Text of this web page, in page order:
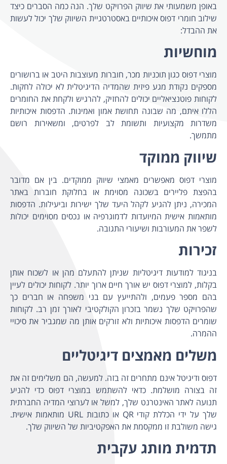
באופן משמעותי את שיווק הפרויקט שלך. הנה כמה הסברים כיצד
שילוב חומרי דפוס איכותיים באסטרטגיית השיווק שלך יכול לעשות
את ההבדל:
מוחשיות
מוצרי דפוס כגון תוכניות מכר, חוברות מעוצבות היטב או ברושורים
מספקים נקודת מגע פיזית שהמדיה הדיגיטלית לא יכולה לחקות.
לקוחות פוטנציאליים יכולים להחזיק, להרגיש ולקחת את החומרים
הללו איתם, מה שבונה תחושת אמון ואמינות. הדפסות איכותיות
משדרות מקצועיות ותשומת לב לפרטים, ומשאירות רושם
מתמשך.
שיווק ממוקד
מוצרי דפוס מאפשרים מאמצי שיווק ממוקדים. בין אם מדובר
בהפצת פליירים בשכונה מסוימת או בחלוקת חוברות באתר
המכירה, ניתן להגיע לקהל היעד שלך ישירות וביעילות. הדפסות
מותאמות אישית המיועדות לדמוגרפיה או נכסים מסוימים יכולות
לשפר את המעורבות ושיעורי התגובה.
זכירות
בניגוד למודעות דיגיטליות שניתן להתעלם מהן או לשכוח אותן
בקלות, למוצרי דפוס יש אורך חיים ארוך יותר. לקוחות יכולים לעיין
בהם מספר פעמים, ולהתייעץ עם בני משפחה או חברים כך
שהפרויקט שלך נשמר בזכרון הקולקטיבי לאורך זמן רב. לקוחות
שומרים הדפסות איכותיות ולא זורקים אותן מה שמגביר את סיכויי
ההמרה.
משלים מאמצים דיגיטליים
דפוס ודיגיטל אינם מתחרים זה בזה. למעשה, הם משלימים זה את
זה בצורה מושלמת. כדאי להשתמש במוצרי דפוס כדי להניע
תנועה לאתר האינטרנט שלך, למשל או לערוצי המדיה החברתית
שלך על ידי הכללת קודי QR או כתובות URL מותאמות אישית.
גישה משולבת זו ממקסמת את האפקטיביות של השיווק שלך.
תדמית מותג עקבית